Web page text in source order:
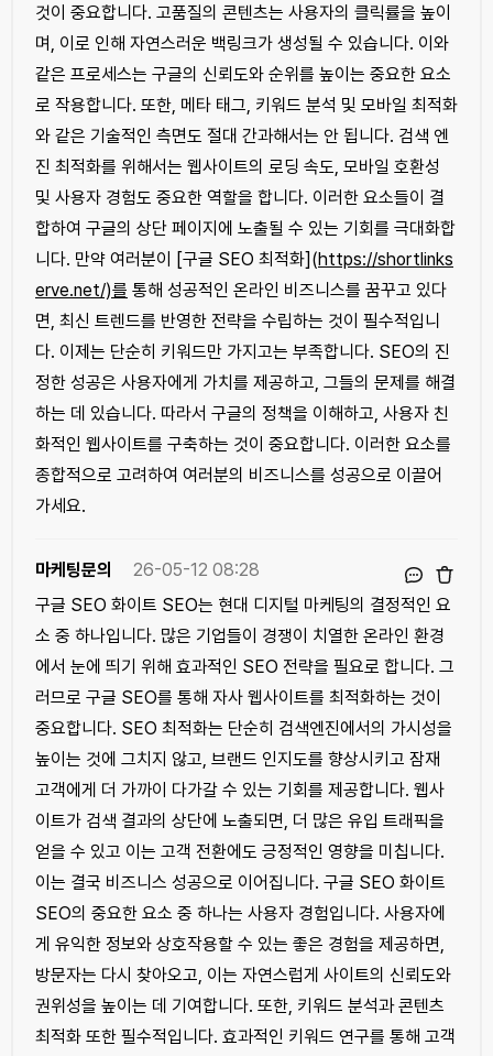
것이 중요합니다. 고품질의 콘텐츠는 사용자의 클릭률을 높이
며, 이로 인해 자연스러운 백링크가 생성될 수 있습니다. 이와
같은 프로세스는 구글의 신뢰도와 순위를 높이는 중요한 요소
로 작용합니다. 또한, 메타 태그, 키워드 분석 및 모바일 최적화
와 같은 기술적인 측면도 절대 간과해서는 안 됩니다. 검색 엔
진 최적화를 위해서는 웹사이트의 로딩 속도, 모바일 호환성
및 사용자 경험도 중요한 역할을 합니다. 이러한 요소들이 결
합하여 구글의 상단 페이지에 노출될 수 있는 기회를 극대화합
니다. 만약 여러분이 [구글 SEO 최적화](https://shortlinks
erve.net/)를 통해 성공적인 온라인 비즈니스를 꿈꾸고 있다
면, 최신 트렌드를 반영한 전략을 수립하는 것이 필수적입니
다. 이제는 단순히 키워드만 가지고는 부족합니다. SEO의 진
정한 성공은 사용자에게 가치를 제공하고, 그들의 문제를 해결
하는 데 있습니다. 따라서 구글의 정책을 이해하고, 사용자 친
화적인 웹사이트를 구축하는 것이 중요합니다. 이러한 요소를
종합적으로 고려하여 여러분의 비즈니스를 성공으로 이끌어
가세요.
마케팅문의
26-05-12 08:28
구글 SEO 화이트 SEO는 현대 디지털 마케팅의 결정적인 요
소 중 하나입니다. 많은 기업들이 경쟁이 치열한 온라인 환경
에서 눈에 띄기 위해 효과적인 SEO 전략을 필요로 합니다. 그
러므로 구글 SEO를 통해 자사 웹사이트를 최적화하는 것이
중요합니다. SEO 최적화는 단순히 검색엔진에서의 가시성을
높이는 것에 그치지 않고, 브랜드 인지도를 향상시키고 잠재
고객에게 더 가까이 다가갈 수 있는 기회를 제공합니다. 웹사
이트가 검색 결과의 상단에 노출되면, 더 많은 유입 트래픽을
얻을 수 있고 이는 고객 전환에도 긍정적인 영향을 미칩니다.
이는 결국 비즈니스 성공으로 이어집니다. 구글 SEO 화이트
SEO의 중요한 요소 중 하나는 사용자 경험입니다. 사용자에
게 유익한 정보와 상호작용할 수 있는 좋은 경험을 제공하면,
방문자는 다시 찾아오고, 이는 자연스럽게 사이트의 신뢰도와
권위성을 높이는 데 기여합니다. 또한, 키워드 분석과 콘텐츠
최적화 또한 필수적입니다. 효과적인 키워드 연구를 통해 고객